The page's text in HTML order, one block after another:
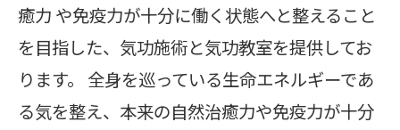
癒力 や免疫力が十分に働く状態へと整えること
を目指した、気功施術と気功教室を提供してお
ります。 全身を巡っている生命エネルギーであ
る気を整え、本来の自然治癒力や免疫力が十分